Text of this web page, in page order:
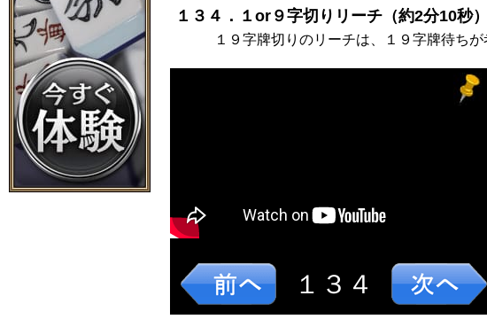
１３４．１or９字切りリーチ（約2分10秒）
１９字牌切りのリーチは、１９字牌待ちが
１３４